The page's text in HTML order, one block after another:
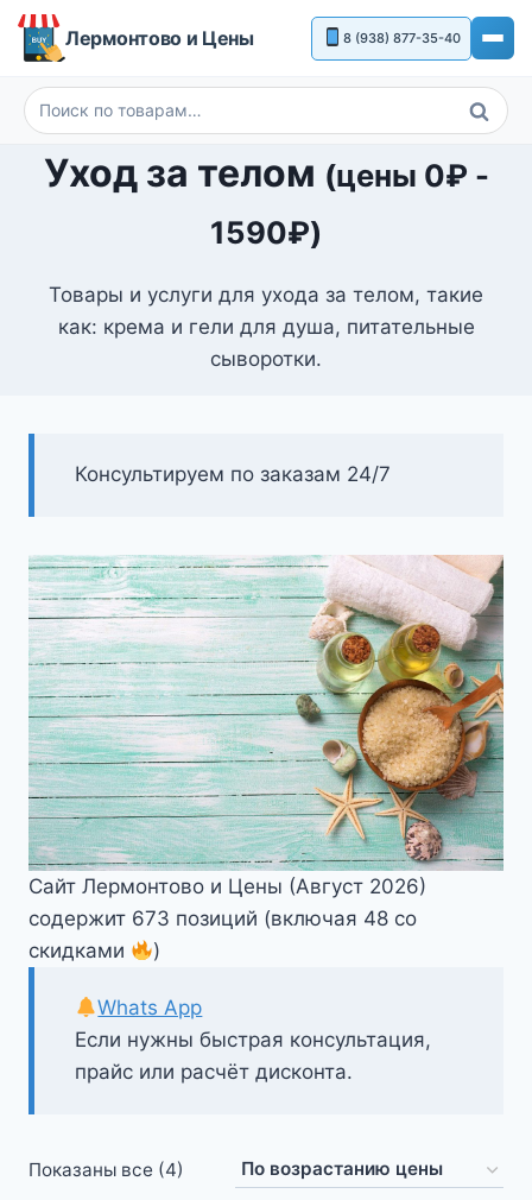
Перейти
Лермонтово и Цены 8 (938) 877-35-40
Искать:
Поиск
Уход за телом (цены 0₽ -
1590₽)
Товары и услуги для ухода за телом, такие
как: крема и гели для душа, питательные
сыворотки.
Консультируем по заказам 24/7
Сайт Лермонтово и Цены (Август 2026)
содержит 673 позиций (включая 48 со
скидками
)
Если нужны быстрая консультация,
прайс или расчёт дисконта.
Whats App
Показаны все (4)